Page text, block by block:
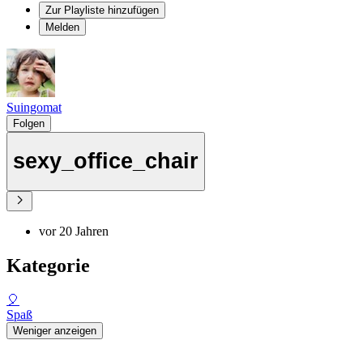
Zur Playliste hinzufügen
Melden
Suingomat
Folgen
sexy_office_chair
vor 20 Jahren
Kategorie
🎈
Spaß
Weniger anzeigen